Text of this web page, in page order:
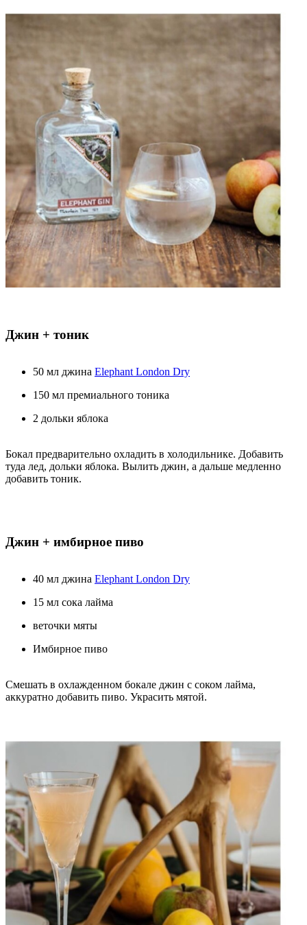
Джин + тоник
50 мл джина Elephant London Dry
150 мл премиального тоника
2 дольки яблока
Бокал предварительно охладить в холодильнике. Добавить
туда лед, дольки яблока. Вылить джин, а дальше медленно
добавить тоник.
Джин + имбирное пиво
40 мл джина Elephant London Dry
15 мл сока лайма
веточки мяты
Имбирное пиво
Смешать в охлажденном бокале джин с соком лайма,
аккуратно добавить пиво. Украсить мятой.